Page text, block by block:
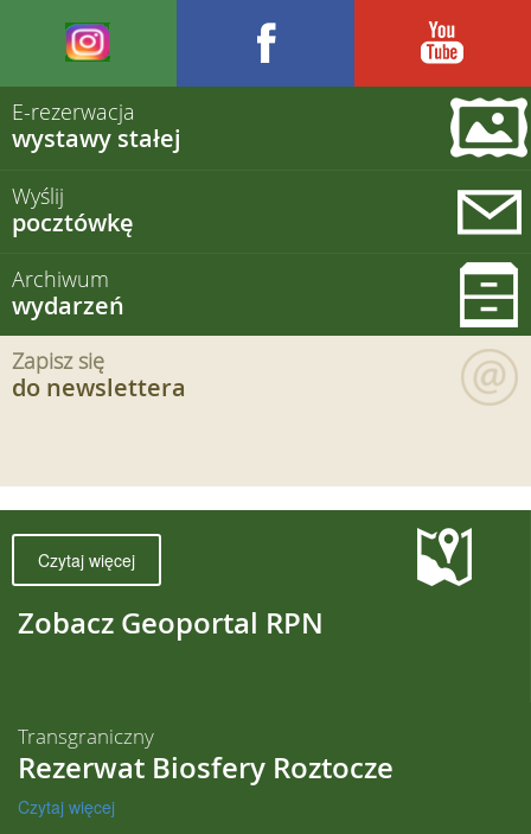
E-rezerwacja
wystawy stałej
Wyślij
pocztówkę
Archiwum
wydarzeń
Zapisz się
do newslettera
Zobacz Geoportal RPN
Czytaj więcej
Transgraniczny
Rezerwat Biosfery Roztocze
Czytaj więcej